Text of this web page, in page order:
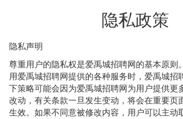
隐私政策
隐私声明
尊重用户的隐私权是爱禹城招聘网的基本原则
用爱禹城招聘网提供的各种服务时，爱禹城招
下策略可能会因为爱禹城招聘网为用户提供更
改动，有关条款一旦发生变动，将会在重要页
生效。如果不同意被修改内容，用户可以主动